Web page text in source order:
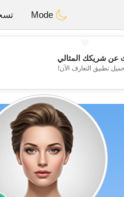
Tunisia Dating
💕
عن شريكك المثالي
تطبيق التعارف الآن!